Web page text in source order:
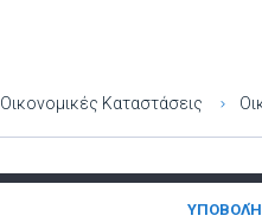
Οικονομικές Καταστάσεις